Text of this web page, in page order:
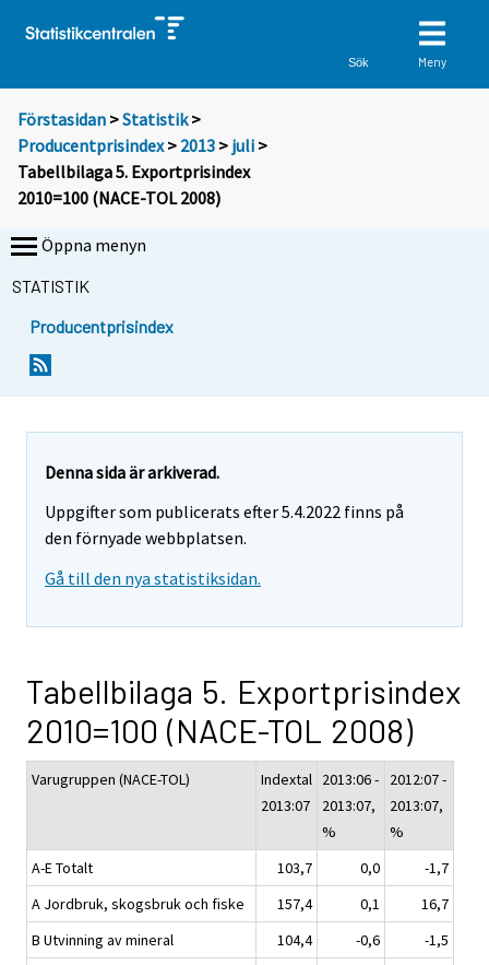
Sök Meny
Förstasidan >Statistik >
Producentprisindex> 2013 > juli >
Tabellbilaga 5. Exportprisindex
2010=100 (NACE-TOL 2008)
Öppna menyn
STATISTIK
Producentprisindex
Denna sida är arkiverad.
Uppgifter som publicerats efter 5.4.2022 finns på
den förnyade webbplatsen.
Gå till den nya statistiksidan.
Tabellbilaga 5. Exportprisindex
2010=100 (NACE-TOL 2008)
Varugruppen (NACE-TOL)
Indextal
2013:07
2013:06 -
2013:07,
%
2012:07 -
2013:07,
%
A-E Totalt
103,7 0,0
-1,7
A Jordbruk, skogsbruk och fiske
157,4 0,1
16,7
B Utvinning av mineral
104,4 -0,6
-1,5